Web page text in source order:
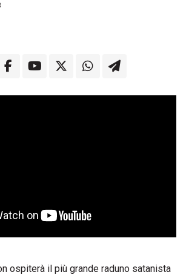
ospiterà il più grande raduno satanista